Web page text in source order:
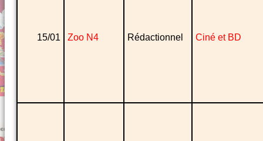
15/01 Zoo N4 Rédactionnel Ciné et BD